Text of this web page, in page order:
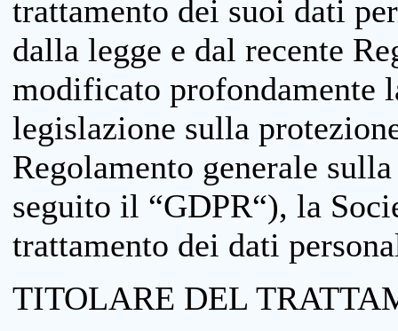
trattamento dei suoi dati
dalla legge e dal recente
modificato profondamente
legislazione sulla
Regolamento generale
seguito il “GDPR“), la
trattamento dei dati
TITOLARE DEL